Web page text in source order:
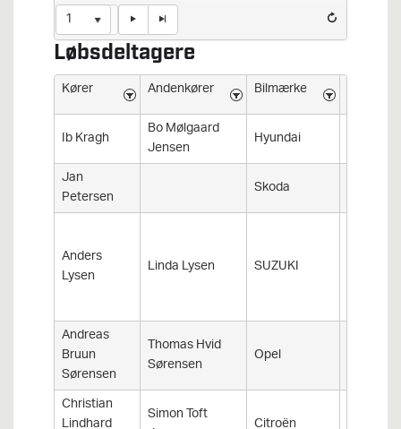
1
Løbsdeltagere
Kører Andenkører Bilmærke
Ib Kragh
Bo Mølgaard
Jensen Hyundai
Jan
Petersen Skoda
Anders
Lysen Linda Lysen SUZUKI
Andreas
Bruun
Sørensen
Thomas Hvid
Sørensen Opel
Christian
Simon Toft